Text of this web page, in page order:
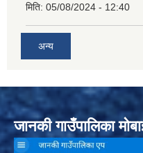
मिति: 05/08/2024 - 12:40
अन्य
जानकी गाउँपालिका